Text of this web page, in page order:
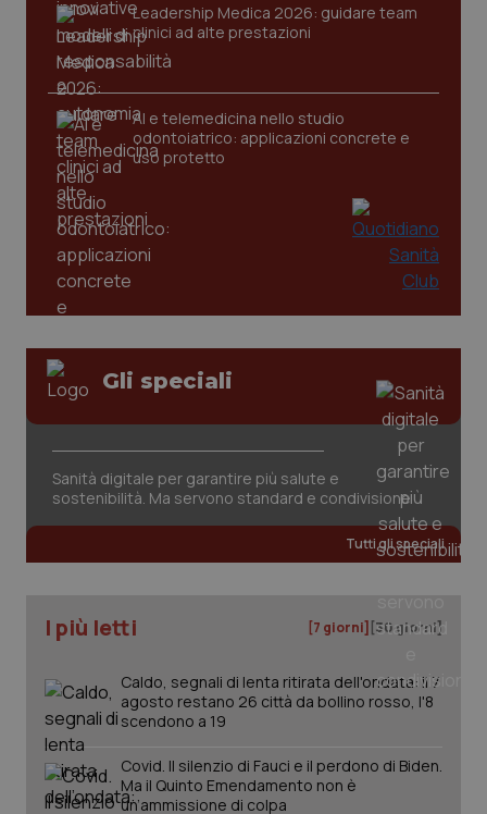
Leadership Medica 2026: guidare team
clinici ad alte prestazioni
AI e telemedicina nello studio
odontoiatrico: applicazioni concrete e
uso protetto
Gli speciali
Sanità digitale per garantire più salute e
sostenibilità. Ma servono standard e condivisione
Tutti gli speciali
I più letti [7 giorni] [30 giorni]
Caldo, segnali di lenta ritirata dell'ondata: il 7
agosto restano 26 città da bollino rosso, l'8
scendono a 19
Covid. Il silenzio di Fauci e il perdono di Biden.
Ma il Quinto Emendamento non è
un’ammissione di colpa
www.quotidianosanita.it
tracking-sites-ironfish-
session-id
www.quotidianosanita.it